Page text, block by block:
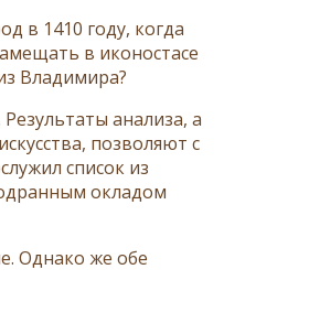
в 1410 году, когда
в иконостасе
Владимира?
анализа, а
позволяют с
список из
окладом
Однако же обе